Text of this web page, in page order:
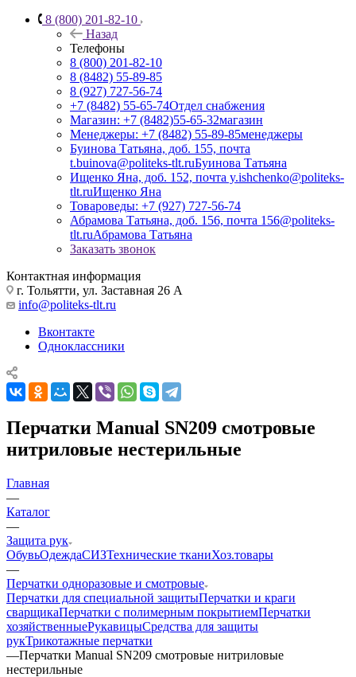
8 (800) 201-82-10
Назад
Телефоны
8 (800) 201-82-10
8 (8482) 55-89-85
8 (927) 727-56-74
+7 (8482) 55-65-74Отдел снабжения
Магазин: +7 (8482)55-65-32магазин
Менеджеры: +7 (8482) 55-89-85менеджеры
Буинова Татьяна, доб. 155, почта
t.buinova@politeks-tlt.ruБуинова Татьяна
Ищенко Яна, доб. 152, почта y.ishchenko@politeks-
tlt.ruИщенко Яна
Товароведы: +7 (927) 727-56-74
Абрамова Татьяна, доб. 156, почта 156@politeks-
tlt.ruАбрамова Татьяна
Заказать звонок
Контактная информация
г. Тольятти, ул. Заставная 26 А
info@politeks-tlt.ru
Вконтакте
Одноклассники
Перчатки Manual SN209 смотровые
нитриловые нестерильные
Главная
—
Каталог
—
Защита рук
ОбувьОдеждаСИЗТехнические тканиХоз.товары
—
Перчатки одноразовые и смотровые
Перчатки для специальной защитыПерчатки и краги
сварщикаПерчатки с полимерным покрытиемПерчатки
хозяйственныеРукавицыСредства для защиты
рукТрикотажные перчатки
—Перчатки Manual SN209 смотровые нитриловые
нестерильные